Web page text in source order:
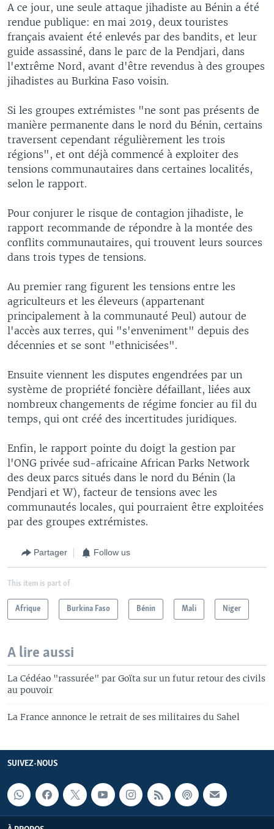
A ce jour, une seule attaque jihadiste au Bénin a été
rendue publique: en mai 2019, deux touristes
français avaient été enlevés par des bandits, et leur
guide assassiné, dans le parc de la Pendjari, dans
l'extrême Nord, avant d'être revendus à des groupes
jihadistes au Burkina Faso voisin.
Si les groupes extrémistes "ne sont pas présents de
manière permanente dans le nord du Bénin, certains
traversent cependant régulièrement les trois
régions", et ont déjà commencé à exploiter des
tensions communautaires dans certaines localités,
selon le rapport.
Pour conjurer le risque de contagion jihadiste, le
rapport recommande de répondre à la montée des
conflits communautaires, qui trouvent leurs sources
dans trois types de tensions.
Au premier rang figurent les tensions entre les
agriculteurs et les éleveurs (appartenant
principalement à la communauté Peul) autour de
l'accès aux terres, qui "s'enveniment" depuis des
décennies et se sont "ethnicisées".
Ensuite viennent les disputes engendrées par un
système de propriété foncière défaillant, liées aux
nombreux changements de régime foncier au fil du
temps, qui ont créé des incertitudes juridiques.
Enfin, le rapport pointe du doigt la gestion par
l'ONG privée sud-africaine African Parks Network
des deux parcs situés dans le nord du Bénin (la
Pendjari et W), facteur de tensions avec les
communautés locales, qui pourraient être exploitées
par des groupes extrémistes.
Partager Follow us
This item is part of
Afrique Burkina Faso Bénin Mali Niger
A lire aussi
La Cédéao "rassurée" par Goïta sur un futur retour des civils
au pouvoir
La France annonce le retrait de ses militaires du Sahel
SUIVEZ-NOUS